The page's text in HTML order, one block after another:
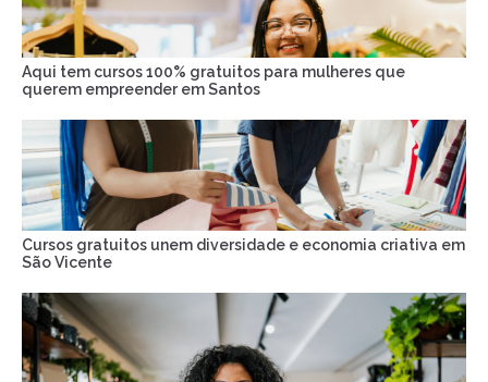
Aqui tem cursos 100% gratuitos para mulheres que
querem empreender em Santos
Cursos gratuitos unem diversidade e economia criativa em
São Vicente